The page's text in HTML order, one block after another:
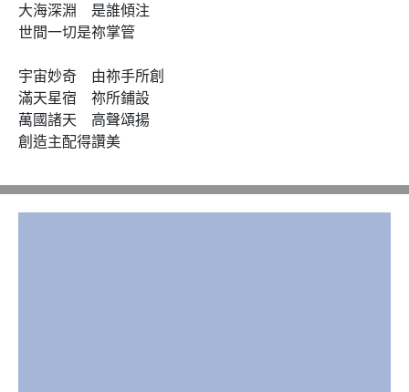
大海深淵　是誰傾注
世間一切是祢掌管
宇宙妙奇　由祢手所創
滿天星宿　祢所鋪設
萬國諸天　高聲頌揚
創造主配得讚美